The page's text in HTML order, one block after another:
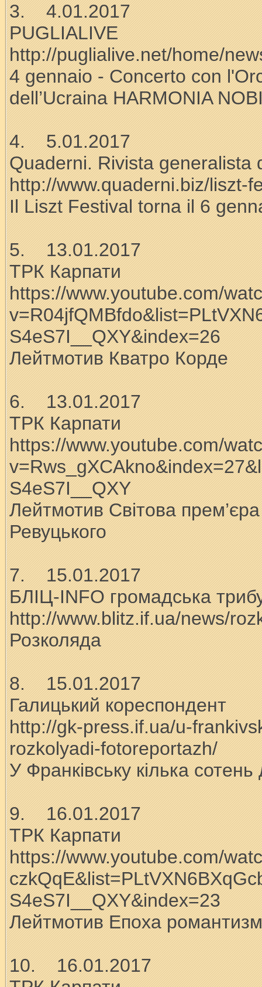
3. 4.01.2017
PUGLIALIVE
http://puglialive.net/home/
4 gennaio - Concerto con
dell’Ucraina HARMONIA
4. 5.01.2017
Quaderni. Rivista generalista
http://www.quaderni.biz/liszt-
Il Liszt Festival torna il 6
5. 13.01.2017
ТРК Карпати
https://www.youtube.com/
S4eS7I__QXY&index=26
Лейтмотив Кватро Корде
6. 13.01.2017
ТРК Карпати
https://www.youtube.com/
S4eS7I__QXY
Лейтмотив Світова
Ревуцького
7. 15.01.2017
БЛІЦ-INFO громадська
http://www.blitz.if.ua/news/
Розколяда
8. 15.01.2017
Галицький кореспондент
http://gk-press.if.ua/u-
rozkolyadi-fotoreportazh/
У Франківську кілька
9. 16.01.2017
ТРК Карпати
https://www.youtube.com/
S4eS7I__QXY&index=23
Лейтмотив Епоха
10. 16.01.2017